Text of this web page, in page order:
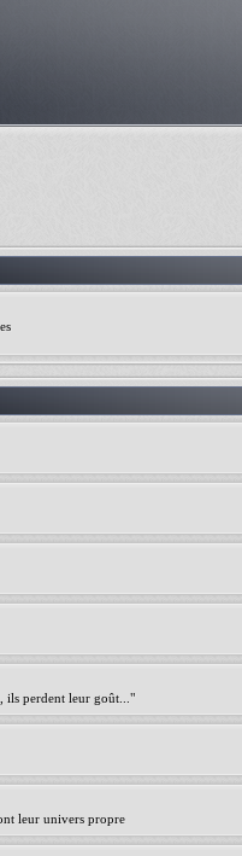
ils perdent leur goût..."
leur univers propre